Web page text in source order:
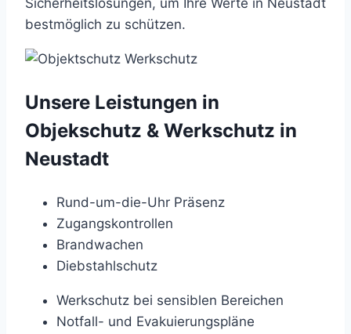
Sicherheitslösungen, um Ihre Werte in Neustadt
bestmöglich zu schützen.
Unsere Leistungen in
Objekschutz & Werkschutz in
Neustadt
Rund-um-die-Uhr Präsenz
Zugangskontrollen
Brandwachen
Diebstahlschutz
Werkschutz bei sensiblen Bereichen
Notfall- und Evakuierungspläne